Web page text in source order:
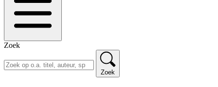
Zoek
Zoek